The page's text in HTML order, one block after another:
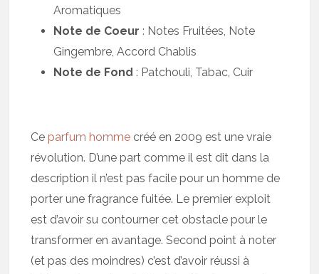
Aromatiques
Note de Coeur : Notes Fruitées, Note
Gingembre, Accord Chablis
Note de Fond : Patchouli, Tabac, Cuir
Ce parfum homme créé en 2009 est une vraie
révolution. D’une part comme il est dit dans la
description il n’est pas facile pour un homme de
porter une fragrance fuitée. Le premier exploit
est d’avoir su contourner cet obstacle pour le
transformer en avantage. Second point à noter
(et pas des moindres) c’est d’avoir réussi à